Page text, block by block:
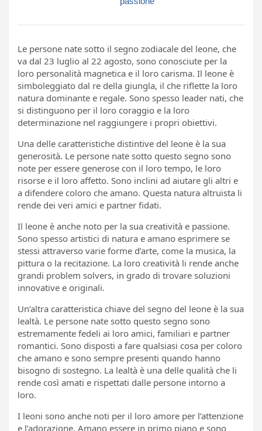
Le persone nate sotto il segno zodiacale del leone, che
va dal 23 luglio al 22 agosto, sono conosciute per la
loro personalità magnetica e il loro carisma. Il leone è
simboleggiato dal re della giungla, il che riflette la loro
natura dominante e regale. Sono spesso leader nati, che
si distinguono per il loro coraggio e la loro
determinazione nel raggiungere i propri obiettivi.
Una delle caratteristiche distintive del leone è la sua
generosità. Le persone nate sotto questo segno sono
note per essere generose con il loro tempo, le loro
risorse e il loro affetto. Sono inclini ad aiutare gli altri e
a difendere coloro che amano. Questa natura altruista li
rende dei veri amici e partner fidati.
Il leone è anche noto per la sua creatività e passione.
Sono spesso artistici di natura e amano esprimere se
stessi attraverso varie forme d’arte, come la musica, la
pittura o la recitazione. La loro creatività li rende anche
grandi problem solvers, in grado di trovare soluzioni
innovative e originali.
Un’altra caratteristica chiave del segno del leone è la sua
lealtà. Le persone nate sotto questo segno sono
estremamente fedeli ai loro amici, familiari e partner
romantici. Sono disposti a fare qualsiasi cosa per coloro
che amano e sono sempre presenti quando hanno
bisogno di sostegno. La lealtà è una delle qualità che li
rende così amati e rispettati dalle persone intorno a
loro.
I leoni sono anche noti per il loro amore per l’attenzione
e l’adorazione. Amano essere in primo piano e sono